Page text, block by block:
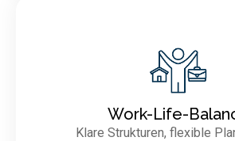
Work-Life-
Klare Strukturen, flexible